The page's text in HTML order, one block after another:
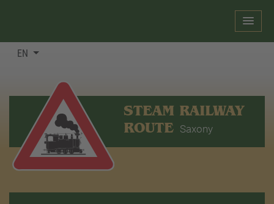
EN
STEAM RAILWAY
ROUTE Saxony